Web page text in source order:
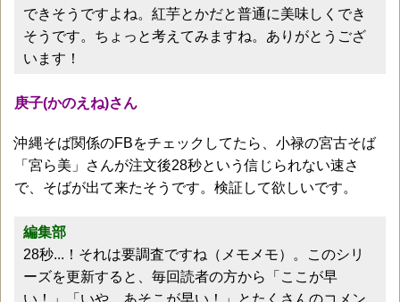
できそうですよね。紅芋とかだと普通に美味しくでき
そうです。ちょっと考えてみますね。ありがとうござ
います！
庚子(かのえね)さん
沖縄そば関係のFBをチェックしてたら、小禄の宮古そば
「宮ら美」さんが注文後28秒という信じられない速さ
で、そばが出て来たそうです。検証して欲しいです。
編集部
28秒...！それは要調査ですね（メモメモ）。このシリ
ーズを更新すると、毎回読者の方から「ここが早
い！」「いや、あそこが早い！」とたくさんのコメン